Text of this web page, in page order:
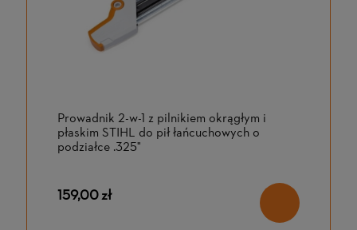
Prowadnik 2-w-1 z pilnikiem okrągłym i
płaskim STIHL do pił łańcuchowych o
podziałce .325"
159,00 zł